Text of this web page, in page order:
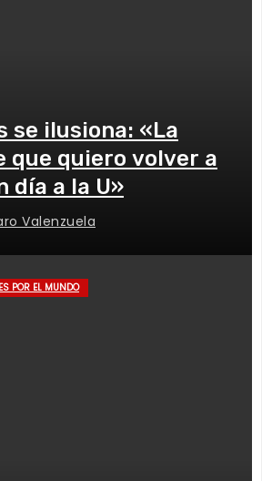
se ilusiona: «La
que quiero volver a
día a la U»
Valenzuela
POR EL MUNDO